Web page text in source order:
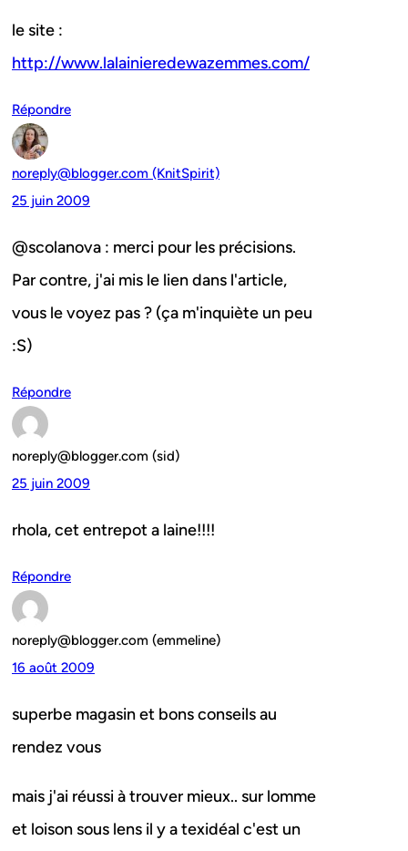
le site :
http://www.lalainieredewazemmes.com/
Répondre
noreply@blogger.com (KnitSpirit)
25 juin 2009
@scolanova : merci pour les précisions.
Par contre, j'ai mis le lien dans l'article,
vous le voyez pas ? (ça m'inquiète un peu
:S)
Répondre
noreply@blogger.com (sid)
25 juin 2009
rhola, cet entrepot a laine!!!!
Répondre
noreply@blogger.com (emmeline)
16 août 2009
superbe magasin et bons conseils au
rendez vous
mais j'ai réussi à trouver mieux.. sur lomme
et loison sous lens il y a texidéal c'est un